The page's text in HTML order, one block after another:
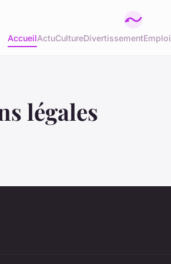
AccueilActuCultureDivertissementEmploi
légales